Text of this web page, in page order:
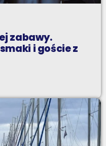
zabawy.
i goście z